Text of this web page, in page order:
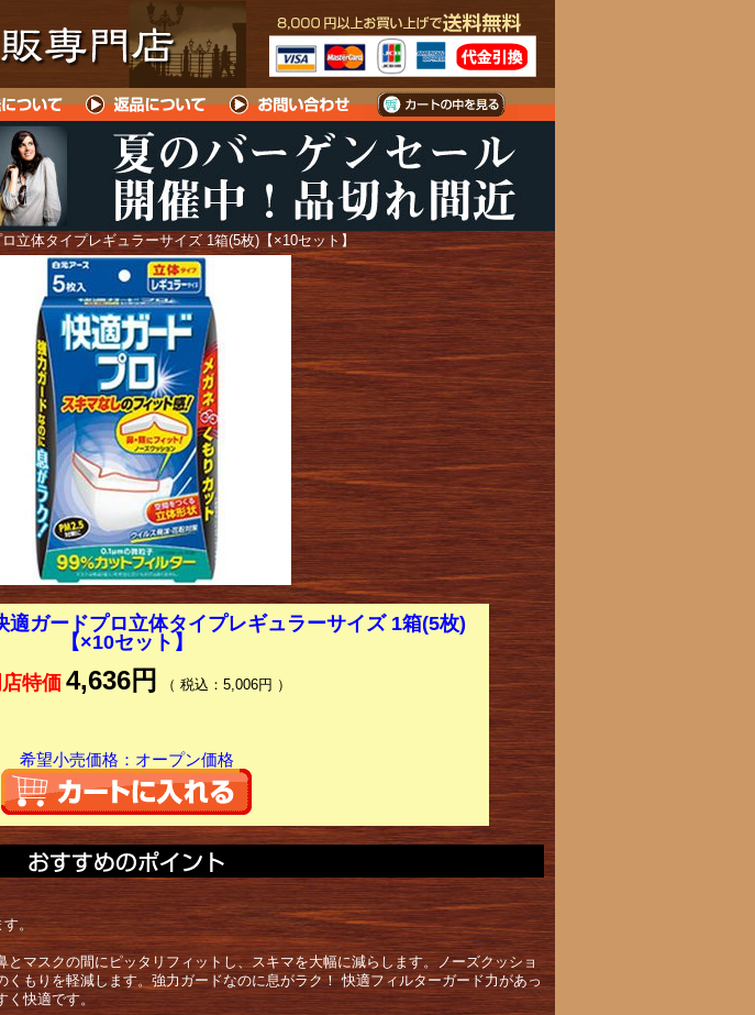
立体タイプレギュラーサイズ 1箱(5枚)【×10セット】
適ガードプロ立体タイプレギュラーサイズ 1箱(5枚)
【×10セット】
特価 4,636円 （ 税込：5,006円 ）
希望小売価格：オープン価格
す。
マスクの間にピッタリフィットし、スキマを大幅に減らします。ノーズクッショ
もりを軽減します。強力ガードなのに息がラク！ 快適フィルターガード力があっ
く快適です。